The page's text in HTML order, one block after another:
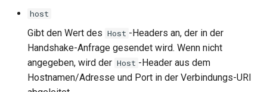
host
Gibt den Wert des Host -Headers an, der in der
Handshake-Anfrage gesendet wird. Wenn nicht
angegeben, wird der Host -Header aus dem
Hostnamen/Adresse und Port in der Verbindungs-URI